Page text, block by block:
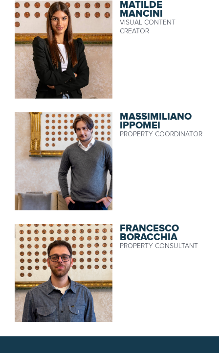
MATILDE
MANCINI
VISUAL CONTENT
CREATOR
MASSIMILIANO
IPPOMEI
PROPERTY COORDINATOR
FRANCESCO
BORACCHIA
PROPERTY CONSULTANT